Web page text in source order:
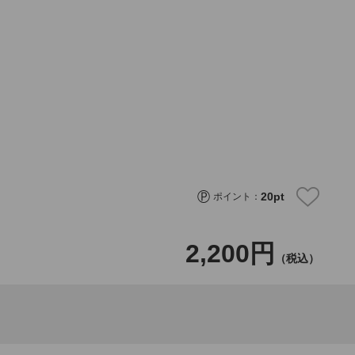
ポイント：20pt
2,200円 （税込）